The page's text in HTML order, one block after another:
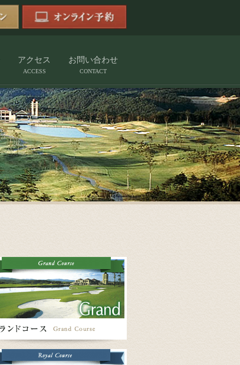
アクセス
ACCESS
お問い合わせ
CONTACT